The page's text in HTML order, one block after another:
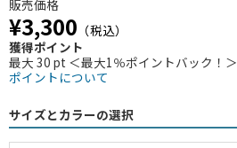
販売価格
¥3,300 （税込）
獲得ポイント
最大 30 pt ＜最大1％ポイントバック！＞
ポイントについて
サイズとカラーの選択